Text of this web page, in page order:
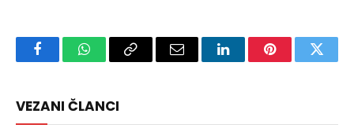
FacebookWhatsAppCopy
Email LinkedInPinterest
VEZANI ČLANCI